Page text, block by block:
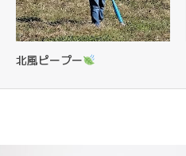
北風ピープー